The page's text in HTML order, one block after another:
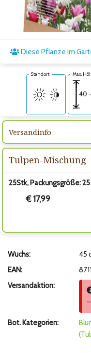
Diese Pflanze im
Standort Max.
40
Versandinfo
Tulpen-Mischung
25Stk, Packungsgröße:
€ 17,99
Wuchs:
45
EAN:
Versandaktion:
Bot. Kategorien: